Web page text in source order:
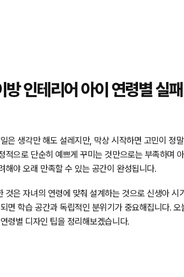
방 인테리어 아이 연령별 실
은 생각만 해도 설레지만, 막상 시작하면 고민이 정
적으로 단순히 예쁘게 꾸미는 것만으로는 부족하며
해야 오래 만족할 수 있는 공간이 완성됩니다.
것은 자녀의 연령에 맞춰 설계하는 것으로 신생아 시
면 학습 공간과 독립적인 분위기가 중요해집니다. 오
령별 디자인 팁을 정리해보겠습니다.